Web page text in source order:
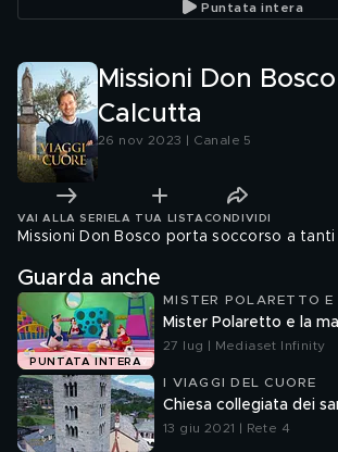
Puntata intera
Missioni Don
Calcutta
26 nov 2023 | Canale 5
VAI ALLA SERIE LA TUA LISTA CONDIVIDI
Missioni Don Bosco porta soccorso a
Guarda anche
PUNTATA INTERA
MISTER POLARETTO E
Mister Polaretto e la
27 lug | Mediaset Infinity
I VIAGGI DEL CUORE
Chiesa collegiata dei
13 giu 2021 | Rete 4